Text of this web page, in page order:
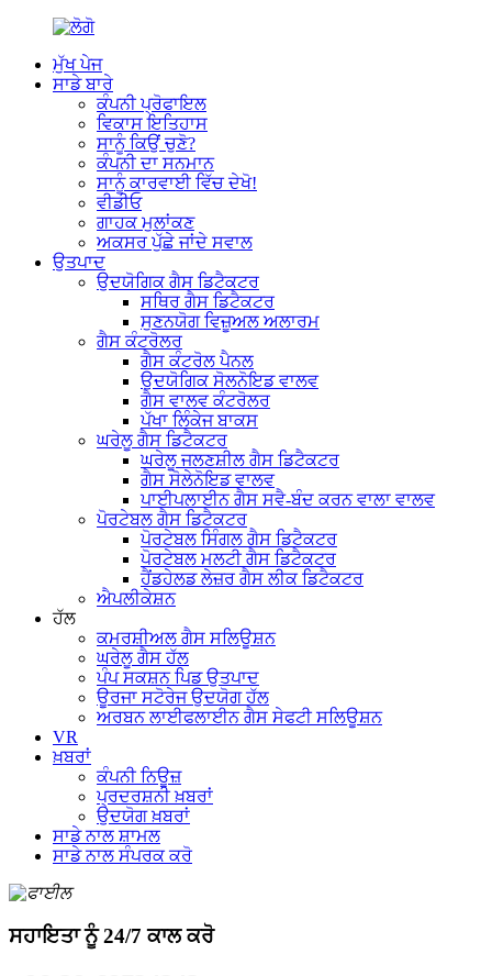
ਮੁੱਖ ਪੇਜ
ਸਾਡੇ ਬਾਰੇ
ਕੰਪਨੀ ਪ੍ਰੋਫਾਇਲ
ਵਿਕਾਸ ਇਤਿਹਾਸ
ਸਾਨੂੰ ਕਿਉਂ ਚੁਣੋ?
ਕੰਪਨੀ ਦਾ ਸਨਮਾਨ
ਸਾਨੂੰ ਕਾਰਵਾਈ ਵਿੱਚ ਦੇਖੋ!
ਵੀਡੀਓ
ਗਾਹਕ ਮੁਲਾਂਕਣ
ਅਕਸਰ ਪੁੱਛੇ ਜਾਂਦੇ ਸਵਾਲ
ਉਤਪਾਦ
ਉਦਯੋਗਿਕ ਗੈਸ ਡਿਟੈਕਟਰ
ਸਥਿਰ ਗੈਸ ਡਿਟੈਕਟਰ
ਸੁਣਨਯੋਗ ਵਿਜ਼ੂਅਲ ਅਲਾਰਮ
ਗੈਸ ਕੰਟਰੋਲਰ
ਗੈਸ ਕੰਟਰੋਲ ਪੈਨਲ
ਉਦਯੋਗਿਕ ਸੋਲਨੋਇਡ ਵਾਲਵ
ਗੈਸ ਵਾਲਵ ਕੰਟਰੋਲਰ
ਪੱਖਾ ਲਿੰਕੇਜ ਬਾਕਸ
ਘਰੇਲੂ ਗੈਸ ਡਿਟੈਕਟਰ
ਘਰੇਲੂ ਜਲਣਸ਼ੀਲ ਗੈਸ ਡਿਟੈਕਟਰ
ਗੈਸ ਸੋਲੇਨੋਇਡ ਵਾਲਵ
ਪਾਈਪਲਾਈਨ ਗੈਸ ਸਵੈ-ਬੰਦ ਕਰਨ ਵਾਲਾ ਵਾਲਵ
ਪੋਰਟੇਬਲ ਗੈਸ ਡਿਟੈਕਟਰ
ਪੋਰਟੇਬਲ ਸਿੰਗਲ ਗੈਸ ਡਿਟੈਕਟਰ
ਪੋਰਟੇਬਲ ਮਲਟੀ ਗੈਸ ਡਿਟੈਕਟਰ
ਹੈਂਡਹੇਲਡ ਲੇਜ਼ਰ ਗੈਸ ਲੀਕ ਡਿਟੈਕਟਰ
ਐਪਲੀਕੇਸ਼ਨ
ਹੱਲ
ਕਮਰਸ਼ੀਅਲ ਗੈਸ ਸਲਿਊਸ਼ਨ
ਘਰੇਲੂ ਗੈਸ ਹੱਲ
ਪੰਪ ਸਕਸ਼ਨ ਪਿਡ ਉਤਪਾਦ
ਊਰਜਾ ਸਟੋਰੇਜ ਉਦਯੋਗ ਹੱਲ
ਅਰਬਨ ਲਾਈਫਲਾਈਨ ਗੈਸ ਸੇਫਟੀ ਸਲਿਊਸ਼ਨ
VR
ਖ਼ਬਰਾਂ
ਕੰਪਨੀ ਨਿਊਜ਼
ਪ੍ਰਦਰਸ਼ਨੀ ਖ਼ਬਰਾਂ
ਉਦਯੋਗ ਖ਼ਬਰਾਂ
ਸਾਡੇ ਨਾਲ ਸ਼ਾਮਲ
ਸਾਡੇ ਨਾਲ ਸੰਪਰਕ ਕਰੋ
ਸਹਾਇਤਾ ਨੂੰ 24/7 ਕਾਲ ਕਰੋ